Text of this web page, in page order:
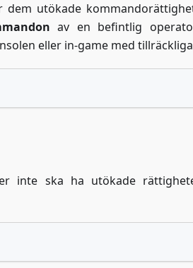
utökade
av en befintlig
eller in-game med
inte ska ha utökade